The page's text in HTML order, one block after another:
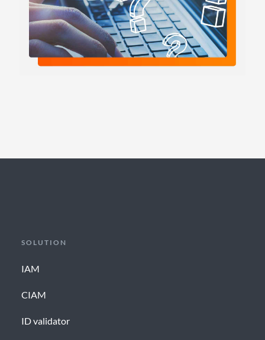
SOLUTION
IAM
CIAM
ID validator